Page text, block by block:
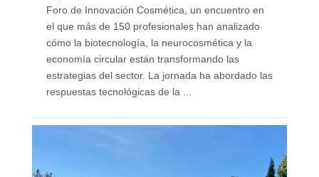
Foro de Innovación Cosmética, un encuentro en
el que más de 150 profesionales han analizado
cómo la biotecnología, la neurocosmética y la
economía circular están transformando las
estrategias del sector. La jornada ha abordado las
respuestas tecnológicas de la ...